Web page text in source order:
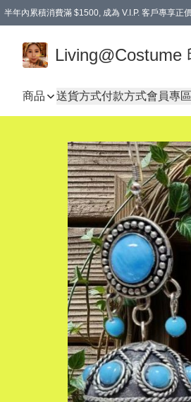
半年內累積消費滿 $1500, 成為 V.I.P. 客戶專享正
Living@Costume
商品 送貨方式付款方式會員專區